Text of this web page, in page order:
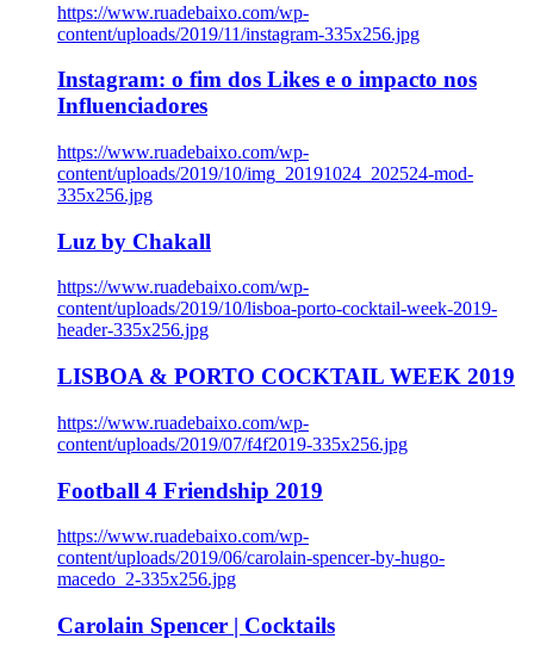
https://www.ruadebaixo.com/wp-
content/uploads/2019/11/instagram-335x256.jpg
Instagram: o fim dos Likes e o impacto nos
Influenciadores
https://www.ruadebaixo.com/wp-
content/uploads/2019/10/img_20191024_202524-mod-
335x256.jpg
Luz by Chakall
https://www.ruadebaixo.com/wp-
content/uploads/2019/10/lisboa-porto-cocktail-week-2019-
header-335x256.jpg
LISBOA & PORTO COCKTAIL WEEK 2019
https://www.ruadebaixo.com/wp-
content/uploads/2019/07/f4f2019-335x256.jpg
Football 4 Friendship 2019
https://www.ruadebaixo.com/wp-
content/uploads/2019/06/carolain-spencer-by-hugo-
macedo_2-335x256.jpg
Carolain Spencer | Cocktails